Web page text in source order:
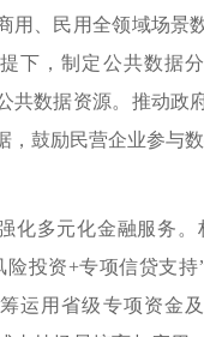
用、民用全领域场景
下，制定公共数据
共数据资源。推动政
，鼓励民营企业参与数
化多元化金融服务
险投资+专项信贷支持
运用省级专项资金